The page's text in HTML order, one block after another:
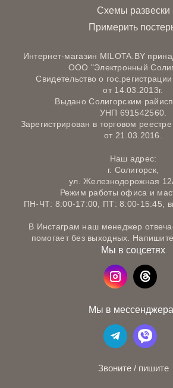
Схемы развески
Примерить
Интернет-магазин MILOTA.BY
ООО "Электронный
Свидетельство о
от 14.03.2013г.
Выдано Солигорским
УНП 691542560.
Зарегистрирован в торговом
от 21.03.2016.
Наш адрес:
г. Солигорск,
ул. Железнодорожная
Режим работы офиса и
ПН-ЧТ: 8:00-17:00, ПТ: 8:00-15:45,
В Инстаграм наш менеджер
помогает без выходных.
Мы в соцсетях
Мы в
Звоните / пишите